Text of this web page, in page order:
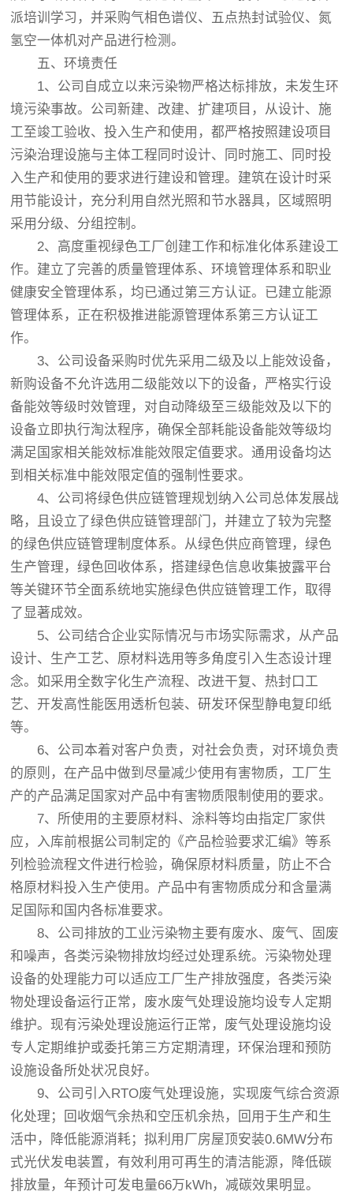
派培训学习，并采购气相色谱仪、五点热封试验仪、氮
氢空一体机对产品进行检测。
五、环境责任
1、公司自成立以来污染物严格达标排放，未发生环
境污染事故。公司新建、改建、扩建项目，从设计、施
工至竣工验收、投入生产和使用，都严格按照建设项目
污染治理设施与主体工程同时设计、同时施工、同时投
入生产和使用的要求进行建设和管理。建筑在设计时采
用节能设计，充分利用自然光照和节水器具，区域照明
采用分级、分组控制。
2、高度重视绿色工厂创建工作和标准化体系建设工
作。建立了完善的质量管理体系、环境管理体系和职业
健康安全管理体系，均已通过第三方认证。已建立能源
管理体系，正在积极推进能源管理体系第三方认证工
作。
3、公司设备采购时优先采用二级及以上能效设备，
新购设备不允许选用二级能效以下的设备，严格实行设
备能效等级时效管理，对自动降级至三级能效及以下的
设备立即执行淘汰程序，确保全部耗能设备能效等级均
满足国家相关能效标准能效限定值要求。通用设备均达
到相关标准中能效限定值的强制性要求。
4、公司将绿色供应链管理规划纳入公司总体发展战
略，且设立了绿色供应链管理部门，并建立了较为完整
的绿色供应链管理制度体系。从绿色供应商管理，绿色
生产管理，绿色回收体系，搭建绿色信息收集披露平台
等关键环节全面系统地实施绿色供应链管理工作，取得
了显著成效。
5、公司结合企业实际情况与市场实际需求，从产品
设计、生产工艺、原材料选用等多角度引入生态设计理
念。如采用全数字化生产流程、改进干复、热封口工
艺、开发高性能医用透析包装、研发环保型静电复印纸
等。
6、公司本着对客户负责，对社会负责，对环境负责
的原则，在产品中做到尽量减少使用有害物质，工厂生
产的产品满足国家对产品中有害物质限制使用的要求。
7、所使用的主要原材料、涂料等均由指定厂家供
应，入库前根据公司制定的《产品检验要求汇编》等系
列检验流程文件进行检验，确保原材料质量，防止不合
格原材料投入生产使用。产品中有害物质成分和含量满
足国际和国内各标准要求。
8、公司排放的工业污染物主要有废水、废气、固废
和噪声，各类污染物排放均经过处理系统。污染物处理
设备的处理能力可以适应工厂生产排放强度，各类污染
物处理设备运行正常，废水废气处理设施均设专人定期
维护。现有污染处理设施运行正常，废气处理设施均设
专人定期维护或委托第三方定期清理，环保治理和预防
设施设备所处状况良好。
9、公司引入RTO废气处理设施，实现废气综合资源
化处理；回收烟气余热和空压机余热，回用于生产和生
活中，降低能源消耗；拟利用厂房屋顶安装0.6MW分布
式光伏发电装置，有效利用可再生的清洁能源，降低碳
排放量，年预计可发电量66万kWh，减碳效果明显。